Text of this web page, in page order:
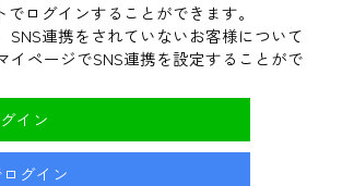
でログインすることができます。
SNS連携をされていないお客様について
イページでSNS連携を設定することがで
イン
グイン